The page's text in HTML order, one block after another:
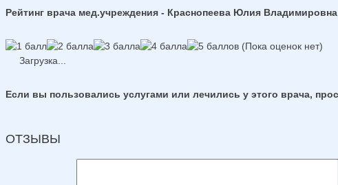
Рейтинг врача мед.учреждения - Краснопеева Юлия Владимировна
(Пока оценок нет)
Загрузка...
Если вы пользовались услугами или лечились у этого врача,
ОТЗЫВЫ